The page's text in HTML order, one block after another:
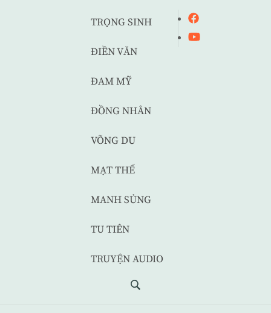
TRỌNG SINH
ĐIỀN VĂN
ĐAM MỸ
ĐỒNG NHÂN
VÕNG DU
MẠT THẾ
MANH SỦNG
TU TIÊN
TRUYỆN AUDIO